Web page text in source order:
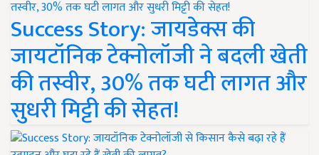
Success Story: जायडेक्स की
जायटॉनिक टेक्नोलॉजी ने बदली खेती
की तस्वीर, 30% तक घटी लागत और
सुधरी मिट्टी की सेहत!